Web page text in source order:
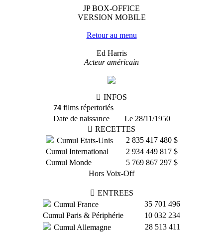
JP BOX-OFFICE
VERSION MOBILE
Retour au menu
Ed Harris
Acteur américain
INFOS
74films répertoriés
Date de naissance
Le 28/11/1950
RECETTES
Cumul Etats-Unis
2 835 417 480 $
Cumul International
2 934 449 817 $
Cumul Monde
5 769 867 297 $
Hors Voix-Off
ENTREES
Cumul France
35 701 496
Cumul Paris & Périphérie
10 032 234
Cumul Allemagne
28 513 411